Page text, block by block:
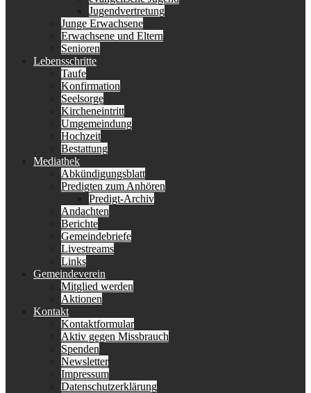
Jugendvertretung
Junge Erwachsene
Erwachsene und Eltern
Senioren
Lebensschritte
Taufe
Konfirmation
Seelsorge
Kircheneintritt
Umgemeindung
Hochzeit
Bestattung
Mediathek
Abkündigungsblatt
Predigten zum Anhören
Predigt-Archiv
Andachten
Berichte
Gemeindebriefe
Livestreams
Links
Gemeindeverein
Mitglied werden
Aktionen
Kontakt
Kontaktformular
Aktiv gegen Missbrauch
Spenden
Newsletter
Impressum
Datenschutzerklärung